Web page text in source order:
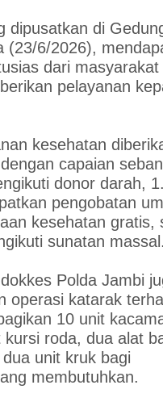
dipusatkan di
(23/6/2026),
dari masyarakat
pelayanan
kesehatan
capaian
donor darah,
pengobatan
kesehatan gratis,
sunatan massal.
Polda Jambi
operasi katarak
10 unit
roda, dua alat
unit kruk bagi
membutuhkan.